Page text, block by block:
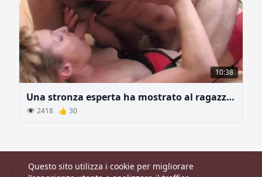
10:38
Una stronza esperta ha mostrato al ragazzo posizioni sessuali che prima non conosceva
👁 2418 👍 30
Principale |Categorie|Modelle
Questo sito utilizza i cookie per migliorare